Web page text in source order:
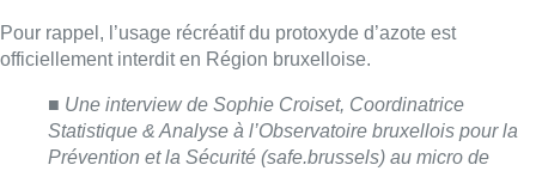
ses portes à Evere : “C’est pas
comme on voit à la télé”